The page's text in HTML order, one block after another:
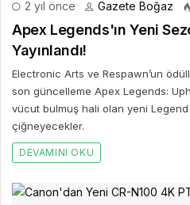
2 yıl önce Gazete Boğaz
Apex Legends'ın Yeni
Yayınlandı!
Electronic Arts ve Respawn’un
son güncelleme Apex Legends:
vücut bulmuş hali olan yeni Legend
çiğneyecekler.
DEVAMINI OKU